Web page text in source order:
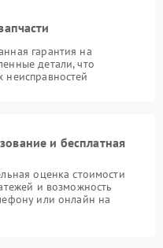
гарантия на
детали, что
и бесплатная
оценка стоимости
и возможность
или онлайн на